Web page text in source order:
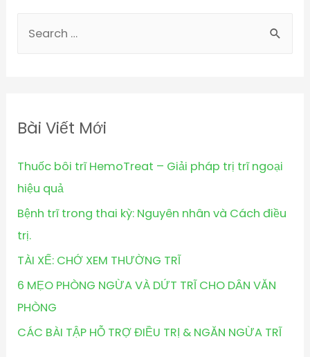
Bài Viết Mới
Thuốc bôi trĩ HemoTreat – Giải pháp trị trĩ ngoại
hiệu quả
Bệnh trĩ trong thai kỳ: Nguyên nhân và Cách điều
trị.
TÀI XẾ: CHỚ XEM THƯỜNG TRĨ
6 MẸO PHÒNG NGỪA VÀ DỨT TRĨ CHO DÂN VĂN
PHÒNG
CÁC BÀI TẬP HỖ TRỢ ĐIỀU TRỊ & NGĂN NGỪA TRĨ